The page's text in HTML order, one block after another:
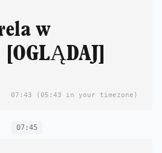
w
07:43 (05:43 in your timezone)
07:45